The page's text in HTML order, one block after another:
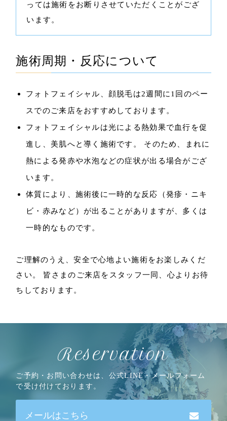
っては施術をお断りさせていただくことがござ
います。
施術周期・反応について
フォトフェイシャル、顔脱毛は2週間に1回のペー
スでのご来店をおすすめしております。
フォトフェイシャルは光による熱効果で血行を促
進し、美肌へと導く施術です。 そのため、まれに
熱による発赤や水泡などの症状が出る場合がござ
います。
体質により、施術後に一時的な反応（発疹・ニキ
ビ・赤みなど）が出ることがありますが、多くは
一時的なものです。
ご理解のうえ、安全で心地よい施術をお楽しみくだ
さい。 皆さまのご来店をスタッフ一同、心よりお待
ちしております。
Reservation
ご予約・お問い合わせは、公式LINE・メールフォーム
で受け付けております。
メールはこちら